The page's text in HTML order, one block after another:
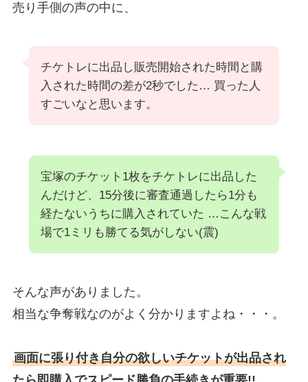
売り手側の声の中に、
チケトレに出品し販売開始された時間と購
入された時間の差が2秒でした… 買った人
すごいなと思います。
宝塚のチケット1枚をチケトレに出品した
んだけど、15分後に審査通過したら1分も
経たないうちに購入されていた …こんな戦
場で1ミリも勝てる気がしない(震)
そんな声がありました。
相当な争奪戦なのがよく分かりますよね・・・。
画面に張り付き自分の欲しいチケットが出品され